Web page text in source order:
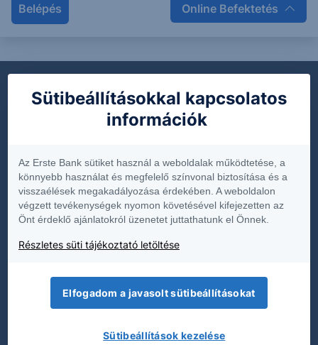
Belépés Online BefektetésTeljes lista
Dokumentumok
Hirdetmények
Közzétételek
Üzletszabályzat
Termék és költségtájékoztatók
Fenntarthatóság
Termékek
Sütibeállításokkal kapcsolatos
információk
Az Erste Bank sütiket használ a weboldalak működtetése, a
könnyebb használat és megfelelő színvonal biztosítása és a
visszaélések megakadályozása érdekében. A weboldalon
végzett tevékenységek nyomon követésével kifejezetten az
Önt érdeklő ajánlatokról üzenetet juttathatunk el Önnek.
Részletes süti tájékoztató letöltése
Elfogadom a javasolt sütibeállításokat
Sütibeállítások kezelése